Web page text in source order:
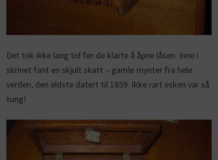
Det tok ikke lang tid før de klarte å åpne låsen. Inne i
skrinet fant en skjult skatt – gamle mynter fra hele
verden, den eldste datert til 1859. Ikke rart esken var så
tung!